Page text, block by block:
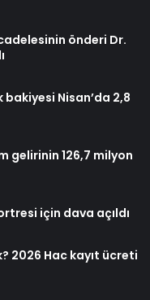
önderi Dr.
Nisan’da 2,8
gelirinin 126,7 milyon
için dava açıldı
2026 Hac kayıt ücreti